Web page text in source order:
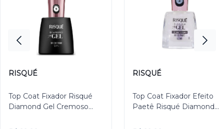
RISQUÉ
Top Coat Fixador Risqué
Diamond Gel Cremoso
RISQUÉ
Top Coat Fixador Efeito
Paetê Risqué Diamond